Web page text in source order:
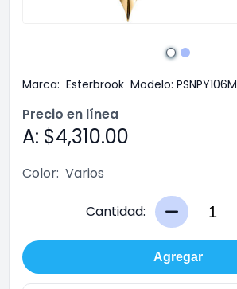
Marca: Esterbrook Modelo: PSNPY106M
Precio en línea
A: $4,310.00
Color: Varios
Cantidad:
Agregar